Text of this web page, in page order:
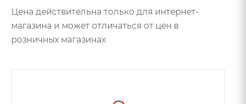
Цена действительна только для интернет-
магазина и может отличаться от цен в
розничных магазинах